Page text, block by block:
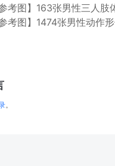
考图】163张男性三人肢体
考图】1474张男性动作形
。